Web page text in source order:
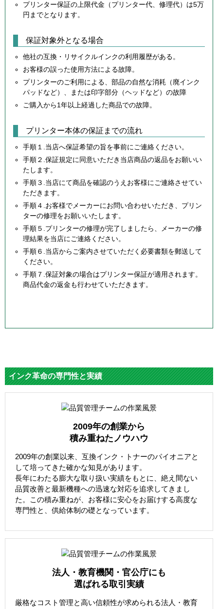
プリンター保証の上限代金（プリンター代、修理代）は5万
円までとなります。
保証対象外となる場合
他社の互換・リサイクルインクの利用履歴がある。
お客様の誤った使用方法による故障。
プリンターのご利用による、部品の自然な消耗（廃インク
パッドなど）、または印字部分（ヘッドなど）の故障
ご購入から1年以上経過した商品での故障。
プリンター本体の保証までの流れ
手順１.当店へ保証希望の旨を事前にご連絡ください。
手順２.保証規定に同意いただき当店商品の返品をお願いい
たします。
手順３.当店にて商品を確認のうえお客様にご連絡させてい
ただきます。
手順４.お客様でメーカーにお問い合わせいただき、プリン
ターの修理をお願いいたします。
手順５.プリンターの修理が完了しましたら、メーカーの修
理結果を当店にご連絡ください。
手順６.当店からご案内させていただく必要書類を郵送して
ください。
手順７.保証対象の場合はプリンター保証が適用されます。
商品代金の返金も行わせていただきます。
インク革命の専門性と実績
2009年の創業から
積み重ねたノウハウ
2009年の創業以来、互換インク・トナーのパイオニアと
して培ってきた確かな知見があります。
長年にわたる膨大な取り扱い実績をもとに、絶え間ない
品質改善と最新機種への迅速な対応を追求してきまし
た。この積み重ねが、お客様に安心をお届けする高度な
専門性と、供給体制の礎となっています。
法人・教育機関・官公庁にも
選ばれる取引実績
厳格なコスト管理と高い信頼性が求められる法人・教育